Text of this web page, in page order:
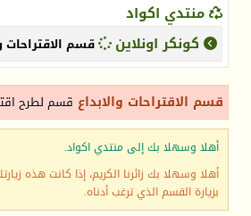
منتدي اكواد
كونكر اونلاين
قسم الاقتراحات
قسم الاقتراحات والابداع قسم لطرح
أهلا وسهلا بك إلى منتدي اكواد.
أهلا وسهلا بك زائرنا الكريم، إذا كانت هذه
بزيارة القسم الذي ترغب أدناه.